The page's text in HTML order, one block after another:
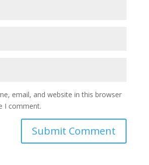
email, and website in this browser
I comment.